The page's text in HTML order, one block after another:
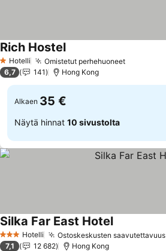
1 Tähtiluokitus
Hotelli Omistetut perhehuoneet
Rich Hostel
6,7 141 Hong Kong
Alkaen 35 €
Näytä hinnat 10 sivustolta
3 Tähtiluokitus
Hotelli Ostoskeskusten saavutettavuus
Silka Far East Hotel
7,1 12 682 Hong Kong